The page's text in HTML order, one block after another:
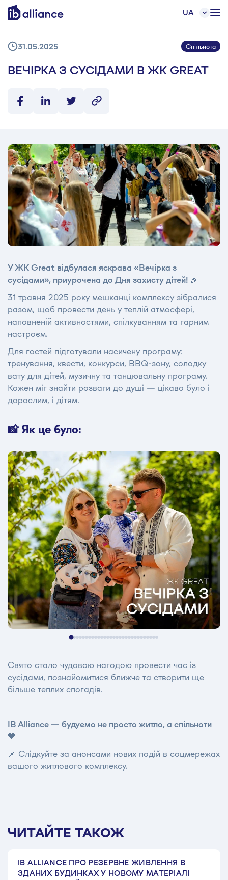
UA
31.05.2025 Спільнота
ВЕЧІРКА З СУСІДАМИ В ЖК GREAT
У ЖК Great відбулася яскрава «Вечірка з
сусідами», приурочена до Дня захисту дітей! 🎉
31 травня 2025 року мешканці комплексу зібралися
разом, щоб провести день у теплій атмосфері,
наповненій активностями, спілкуванням та гарним
настроєм.
Для гостей підготували насичену програму:
тренування, квести, конкурси, BBQ-зону, солодку
вату для дітей, музичну та танцювальну програму.
Кожен міг знайти розваги до душі — цікаво було і
дорослим, і дітям.
📸 Як це було:
Свято стало чудовою нагодою провести час із
сусідами, познайомитися ближче та створити ще
більше теплих спогадів.
IB Alliance — будуємо не просто житло, а спільноти
💙
📌 Слідкуйте за анонсами нових подій в соцмережах
вашого житлового комплексу.
ЧИТАЙТЕ ТАКОЖ
IB ALLIANCE ПРО РЕЗЕРВНЕ ЖИВЛЕННЯ В
ЗДАНИХ БУДИНКАХ У НОВОМУ МАТЕРІАЛІ